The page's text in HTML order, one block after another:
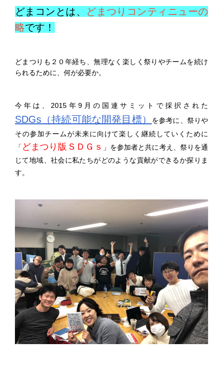
どまコンとは、
どまつりコンティニューの
略です！
どまつりも２０年経ち、無理なく楽しく祭りやチームを続け
られるために、何が必要か。
今年は、2015年9月の国連サミットで採択された
SDGs（持続可能な開発目標）
を参考に、祭りや
その参加チームが未来に向けて楽しく継続していくために
「 どまつり版ＳＤＧｓ
」を参加者と共に考え、祭りを通
じて地域、社会に私たちがどのような貢献ができるか探りま
す。